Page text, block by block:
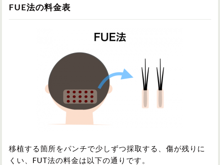
FUE法の料金表
移植する箇所をパンチで少しずつ採取する、傷が残りに
くい、FUT法の料金は以下の通りです。